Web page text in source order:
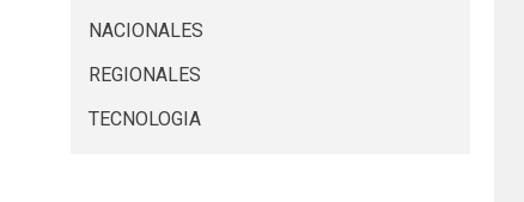
NACIONALES
REGIONALES
TECNOLOGIA